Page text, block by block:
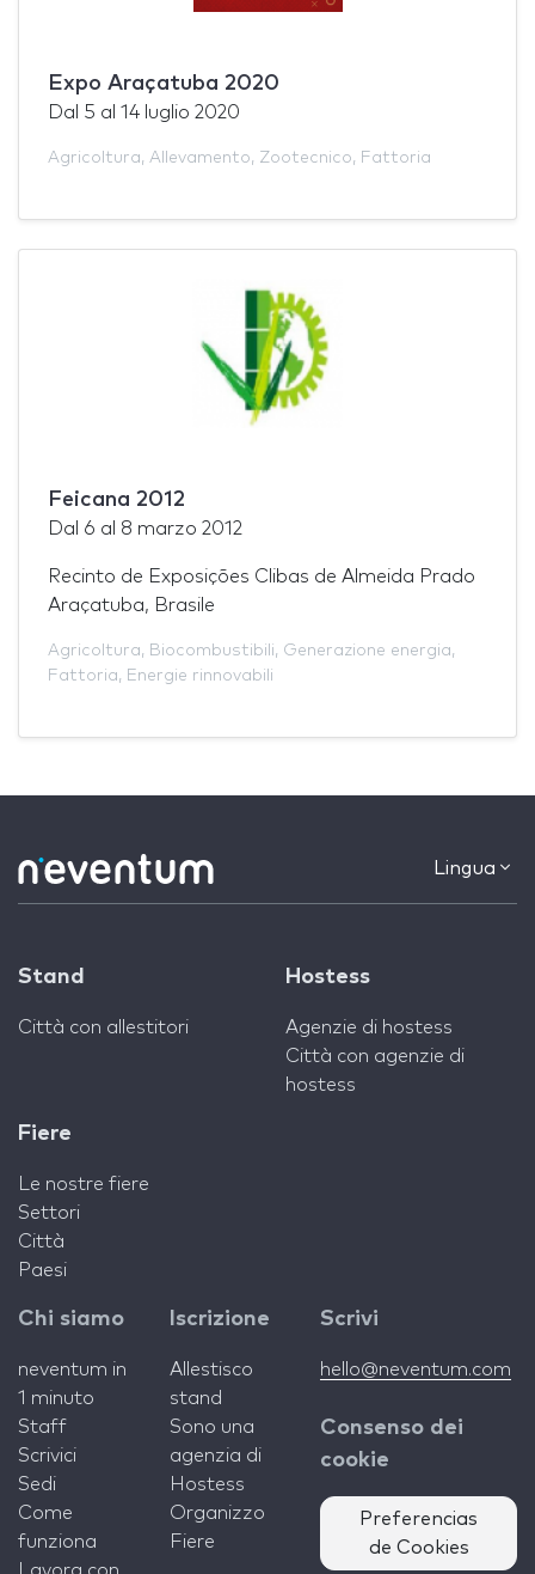
Expo Araçatuba 2020
Dal 5 al 14 luglio 2020
Agricoltura, Allevamento, Zootecnico, Fattoria
Feicana 2012
Dal 6 al 8 marzo 2012
Recinto de Exposições Clibas de Almeida Prado
Araçatuba, Brasile
Agricoltura, Biocombustibili, Generazione energia,
Fattoria, Energie rinnovabili
Lingua
Stand
Città con allestitori
Hostess
Agenzie di hostess
Città con agenzie di
hostess
Fiere
Le nostre fiere
Settori
Città
Paesi
Chi siamo
neventum in
1 minuto
Staff
Scrivici
Sedi
Come
funziona
Iscrizione
Allestisco
stand
Sono una
agenzia di
Hostess
Organizzo
Fiere
Scrivi
hello@neventum.com
Consenso dei
cookie
Preferencias
de Cookies